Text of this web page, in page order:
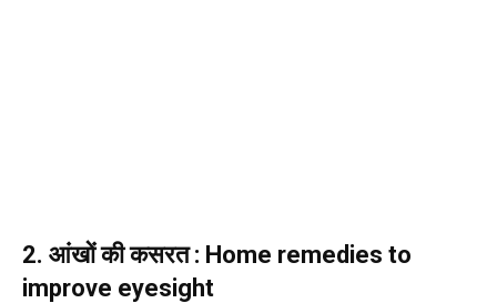
2. आंखों की कसरत : Home remedies to
improve eyesight